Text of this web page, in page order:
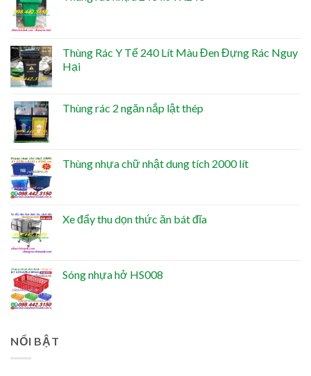
Thùng Rác Y Tế 240 Lít Màu Đen Đựng Rác Nguy
Hại
Thùng rác 2 ngăn nắp lật thép
Thùng nhựa chữ nhật dung tích 2000 lít
Xe đẩy thu dọn thức ăn bát đĩa
Sóng nhựa hở HS008
NỔI BẬT